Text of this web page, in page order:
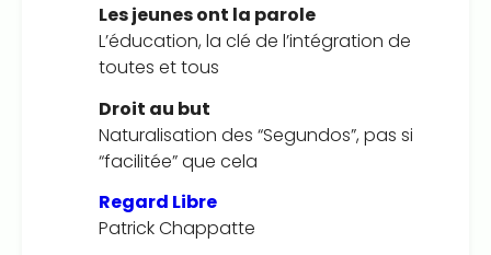
Les jeunes ont la parole
L’éducation, la clé de l’intégration de
toutes et tous
Droit au but
Naturalisation des “Segundos”, pas si
“facilitée” que cela
Regard Libre
Patrick Chappatte